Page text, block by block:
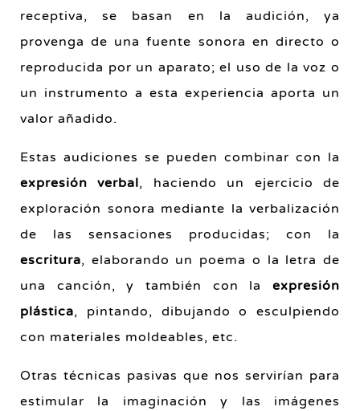
receptiva, se basan en la audición, ya
provenga de una fuente sonora en directo o
reproducida por un aparato; el uso de la voz o
un instrumento a esta experiencia aporta un
valor añadido.
Estas audiciones se pueden combinar con la
expresión verbal, haciendo un ejercicio de
exploración sonora mediante la verbalización
de las sensaciones producidas; con la
escritura, elaborando un poema o la letra de
una canción, y también con la expresión
plástica, pintando, dibujando o esculpiendo
con materiales moldeables, etc.
Otras técnicas pasivas que nos servirían para
estimular la imaginación y las imágenes